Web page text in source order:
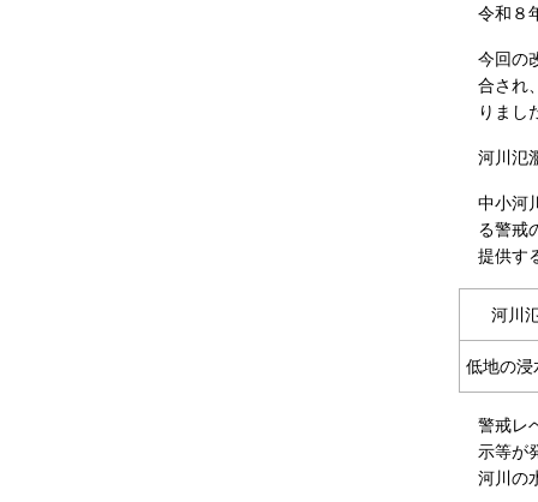
令和８
今回の
合され
りまし
河川氾
中小河
る警戒
提供す
河川
低地の浸
警戒レ
示等が
河川の